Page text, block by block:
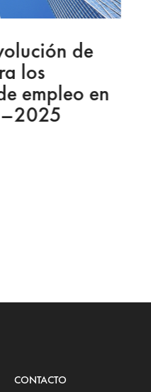
de
los
empleo en
CONTACTO